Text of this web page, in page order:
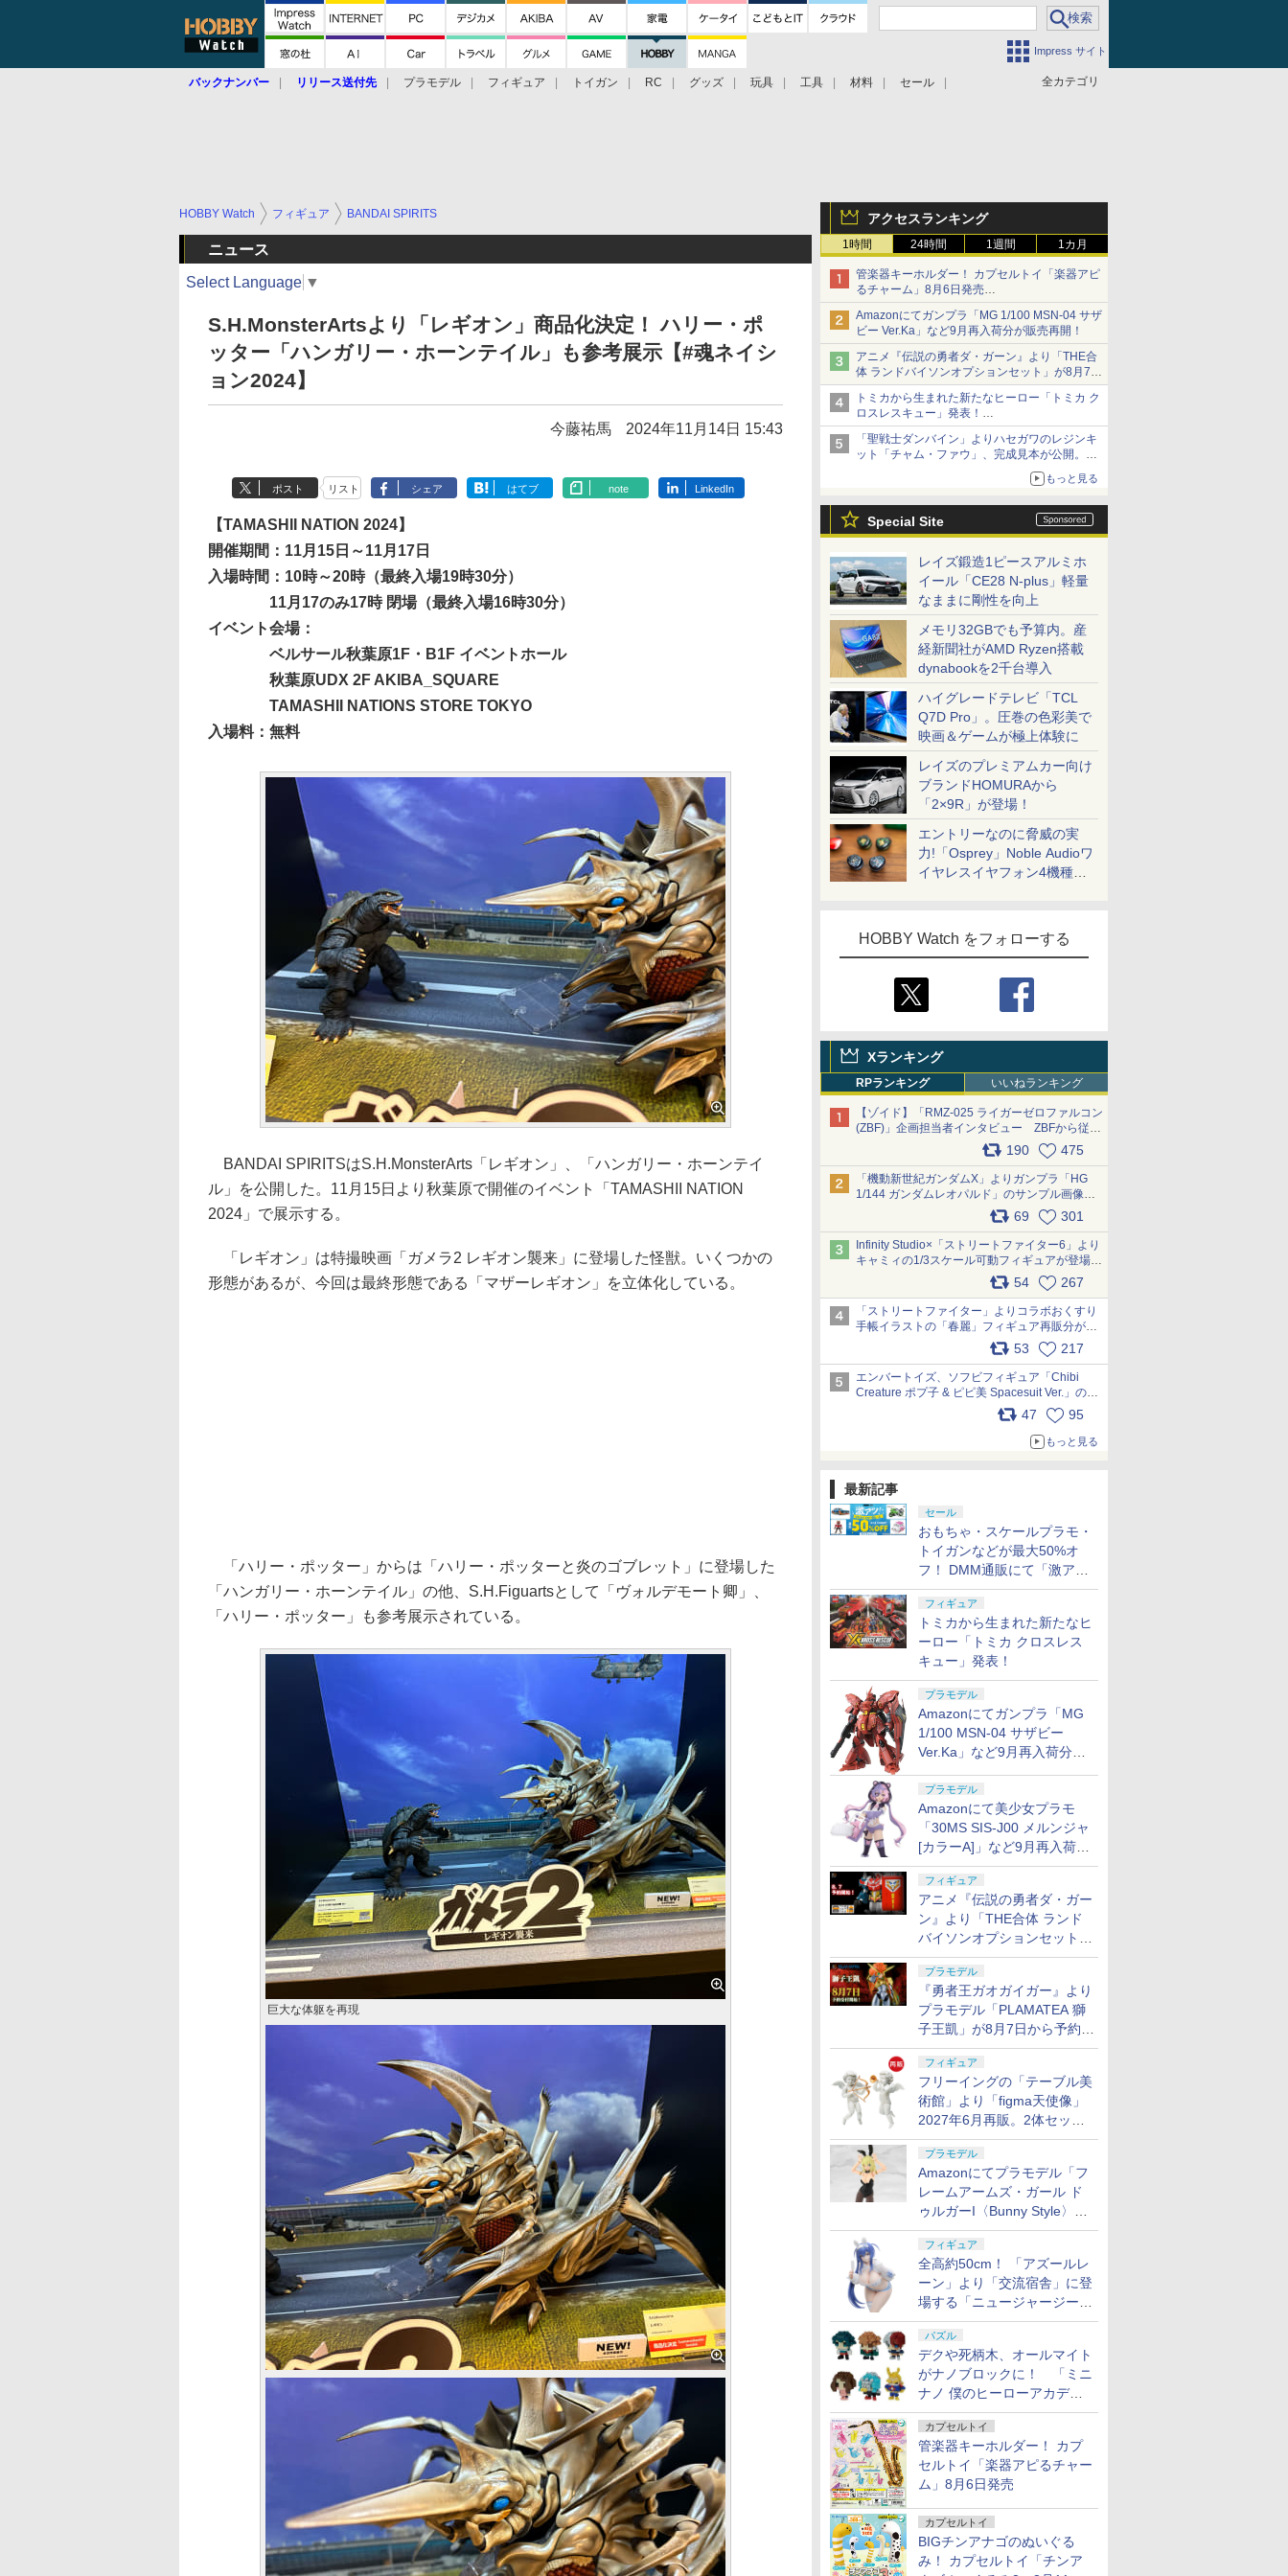
Impress サイト
全カテゴリ
バックナンバー リリース送付先 プラモデル フィギュア トイガン RC グッズ 玩具 工具 材料 セール
アクセスランキング
1時間 24時間 1週間 1カ月
管楽器キーホルダー！ カプセルトイ「楽器アピ
るチャーム」8月6日発売
チューバ、テナサクなど5種各3色
Amazonにてガンプラ「MG 1/100 MSN-04 サザ
ビー Ver.Ka」など9月再入荷分が販売再開！
アニメ『伝説の勇者ダ・ガーン』より「THE合
体 ランドバイソンオプションセット」が8月7日
から予約受付開始！
トミカから生まれた新たなヒーロー「トミカ ク
ロスレスキュー」発表！
詳細は後日公開予定
「聖戦士ダンバイン」よりハセガワのレジンキ
ット「チャム・ファウ」、完成見本が公開。9
もっと見る
Special Site
レイズ鍛造1ピースアルミホ
イール「CE28 N-plus」軽量
なままに剛性を向上
メモリ32GBでも予算内。産
経新聞社がAMD Ryzen搭載
dynabookを2千台導入
ハイグレードテレビ「TCL
Q7D Pro」。圧巻の色彩美で
映画＆ゲームが極上体験に
レイズのプレミアムカー向け
ブランドHOMURAから
「2×9R」が登場！
エントリーなのに脅威の実
力!「Osprey」Noble Audioワ
イヤレスイヤフォン4機種を
HOBBY Watch をフォローする
Xランキング
RPランキング いいねランキング
【ゾイド】「RMZ-025 ライガーゼロファルコン
(ZBF)」企画担当者インタビュー ZBFから従来
デザインまで再現可能なボリューム満点のキッ
ト pic.x.com/6zOqQAQKkX
190 475
「機動新世紀ガンダムX」よりガンプラ「HG
1/144 ガンダムレオパルド」のサンプル画像が
69 301
Infinity Studio×「ストリートファイター6」より
キャミィの1/3スケール可動フィギュアが登場
54 267
「ストリートファイター」よりコラボおくすり
手帳イラストの「春麗」フィギュア再販分が本
日出荷開始 pic.x.com/toUc1MHr41
53 217
エンバートイズ、ソフビフィギュア「Chibi
Creature ポプ子 & ピピ美 Spacesuit Ver.」の発
売中止を発表 pic.x.com/Ri45iFeYjn
47 95
もっと見る
最新記事
セール
おもちゃ・スケールプラモ・
トイガンなどが最大50%オ
フ！ DMM通販にて「激ア
ツ！おもちゃ・ホビー夏セー
ル」が開催
フィギュア
トミカから生まれた新たなヒ
ーロー「トミカ クロスレス
キュー」発表！
プラモデル
Amazonにてガンプラ「MG
1/100 MSN-04 サザビー
Ver.Ka」など9月再入荷分が
プラモデル
Amazonにて美少女プラモ
「30MS SIS-J00 メルンジャ
[カラーA]」など9月再入荷分
が販売再開！
フィギュア
アニメ『伝説の勇者ダ・ガー
ン』より「THE合体 ランド
バイソンオプションセット」
が8月7日から予約受付開始！
プラモデル
『勇者王ガオガイガー』より
プラモデル「PLAMATEA 獅
子王凱」が8月7日から予約受
付開始！
フィギュア
フリーイングの「テーブル美
術館」より「figma天使像」
2027年6月再販。2体セット
で小便小僧にも
プラモデル
Amazonにてプラモデル「フ
レームアームズ・ガール ド
ゥルガーI〈Bunny Style〉」
が予約受付再開！
フィギュア
全高約50cm！ 「アズールレ
ーン」より「交流宿舎」に登
場する「ニュージャージー」
が1/3スケールフィギュアで
登場
パズル
デクや死柄木、オールマイト
がナノブロックに！ 「ミニ
ナノ 僕のヒーローアカデミ
ア」9月再販
カプセルトイ
管楽器キーホルダー！ カプ
セルトイ「楽器アピるチャー
ム」8月6日発売
カプセルトイ
BIGチンアナゴのぬいぐる
み！ カプセルトイ「チンア
HOBBY Watch フィギュア BANDAI SPIRITS
ニュース
Select Language ▼
S.H.MonsterArtsより「レギオン」商品化決定！ ハリー・ポ
ッター「ハンガリー・ホーンテイル」も参考展示【#魂ネイシ
ョン2024】
今藤祐馬 2024年11月14日 15:43
ポスト リスト シェア はてブ note LinkedIn
【TAMASHII NATION 2024】
開催期間：11月15日～11月17日
入場時間：10時～20時（最終入場19時30分）
11月17のみ17時 閉場（最終入場16時30分）
イベント会場：
ベルサール秋葉原1F・B1F イベントホール
秋葉原UDX 2F AKIBA_SQUARE
TAMASHII NATIONS STORE TOKYO
入場料：無料
BANDAI SPIRITSはS.H.MonsterArts「レギオン」、「ハンガリー・ホーンテイ
ル」を公開した。11月15日より秋葉原で開催のイベント「TAMASHII NATION
2024」で展示する。
「レギオン」は特撮映画「ガメラ2 レギオン襲来」に登場した怪獣。いくつかの
形態があるが、今回は最終形態である「マザーレギオン」を立体化している。
「ハリー・ポッター」からは「ハリー・ポッターと炎のゴブレット」に登場した
「ハンガリー・ホーンテイル」の他、S.H.Figuartsとして「ヴォルデモート卿」、
「ハリー・ポッター」も参考展示されている。
巨大な体躯を再現